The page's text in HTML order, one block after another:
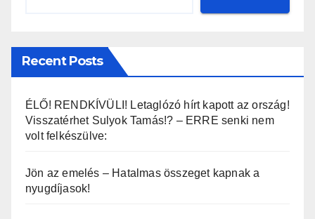
Recent Posts
ÉLŐ! RENDKÍVÜLI! Letaglózó hírt kapott az ország!
Visszatérhet Sulyok Tamás!? – ERRE senki nem
volt felkészülve:
Jön az emelés – Hatalmas összeget kapnak a
nyugdíjasok!